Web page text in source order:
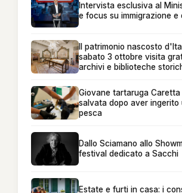
Intervista esclusiva al
e focus su immigrazione e
Il patrimonio nascosto
sabato 3 ottobre visita
archivi e biblioteche
Giovane tartaruga
salvata dopo aver ingerito
pesca
Dallo Sciamano allo
festival dedicato a Sacchi
Estate e furti in casa: i